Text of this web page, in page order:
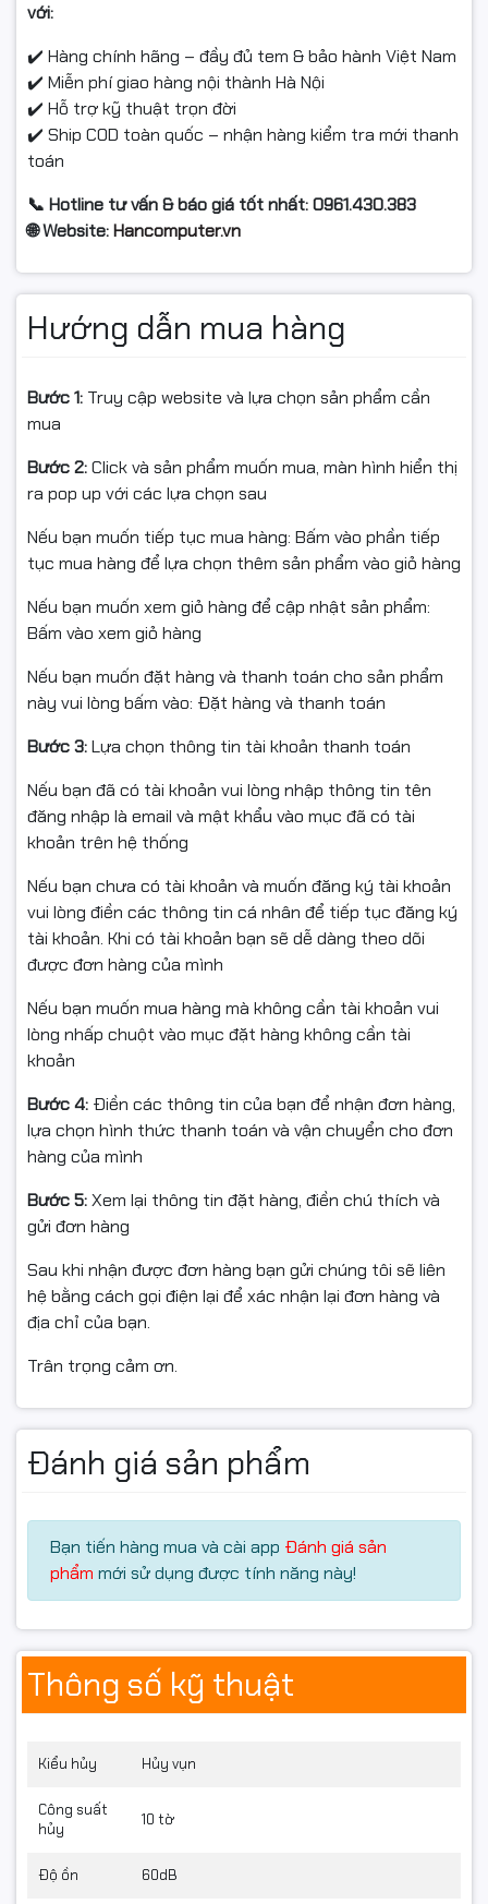
với:
✔️ Hàng chính hãng – đầy đủ tem & bảo hành Việt Nam
✔️ Miễn phí giao hàng nội thành Hà Nội
✔️ Hỗ trợ kỹ thuật trọn đời
✔️ Ship COD toàn quốc – nhận hàng kiểm tra mới thanh
toán
📞 Hotline tư vấn & báo giá tốt nhất: 0961.430.383
🌐 Website:Hancomputer.vn
Hướng dẫn mua hàng
Bước 1: Truy cập website và lựa chọn sản phẩm cần
mua
Bước 2:Click và sản phẩm muốn mua, màn hình hiển thị
ra pop up với các lựa chọn sau
Nếu bạn muốn tiếp tục mua hàng: Bấm vào phần tiếp
tục mua hàng để lựa chọn thêm sản phẩm vào giỏ hàng
Nếu bạn muốn xem giỏ hàng để cập nhật sản phẩm:
Bấm vào xem giỏ hàng
Nếu bạn muốn đặt hàng và thanh toán cho sản phẩm
này vui lòng bấm vào: Đặt hàng và thanh toán
Bước 3:Lựa chọn thông tin tài khoản thanh toán
Nếu bạn đã có tài khoản vui lòng nhập thông tin tên
đăng nhập là email và mật khẩu vào mục đã có tài
khoản trên hệ thống
Nếu bạn chưa có tài khoản và muốn đăng ký tài khoản
vui lòng điền các thông tin cá nhân để tiếp tục đăng ký
tài khoản. Khi có tài khoản bạn sẽ dễ dàng theo dõi
được đơn hàng của mình
Nếu bạn muốn mua hàng mà không cần tài khoản vui
lòng nhấp chuột vào mục đặt hàng không cần tài
khoản
Bước 4: Điền các thông tin của bạn để nhận đơn hàng,
lựa chọn hình thức thanh toán và vận chuyển cho đơn
hàng của mình
Bước 5:Xem lại thông tin đặt hàng, điền chú thích và
gửi đơn hàng
Sau khi nhận được đơn hàng bạn gửi chúng tôi sẽ liên
hệ bằng cách gọi điện lại để xác nhận lại đơn hàng và
địa chỉ của bạn.
Trân trọng cảm ơn.
Đánh giá sản phẩm
Bạn tiến hàng mua và cài app Đánh giá sản
phẩm mới sử dụng được tính năng này!
Thông số kỹ thuật
Kiểu hủy Hủy vụn
Công suất
hủy
10 tờ
Độ ồn 60dB